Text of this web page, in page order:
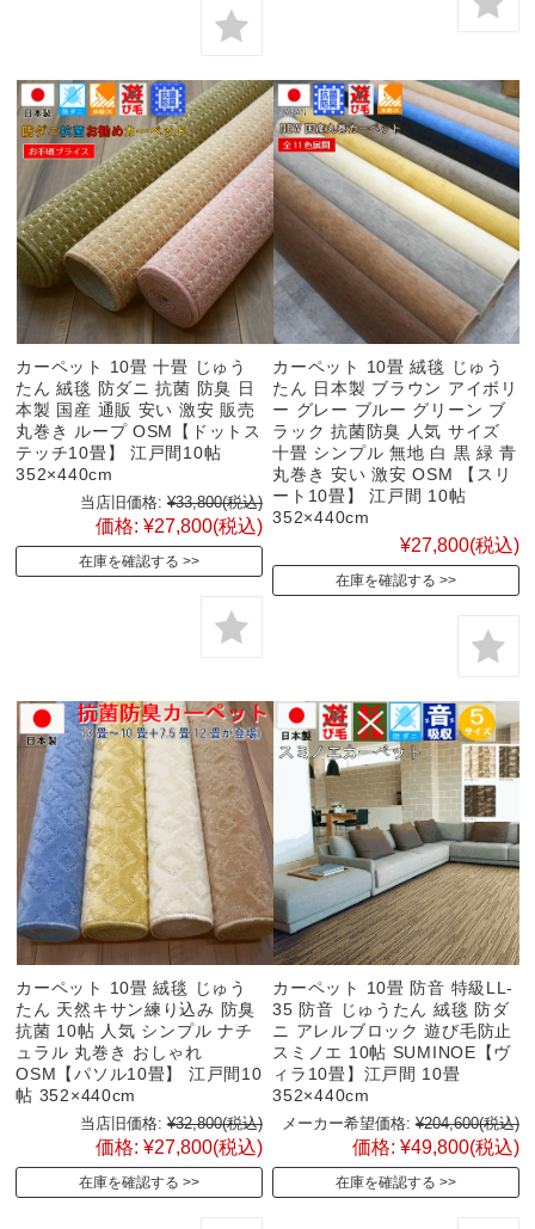
カーペット 10畳 十畳 じゅう
たん 絨毯 防ダニ 抗菌 防臭 日
本製 国産 通販 安い 激安 販売
丸巻き ループ OSM【ドットス
テッチ10畳】 江戸間10帖
352×440cm
当店旧価格: ¥33,800(税込)
価格: ¥27,800(税込)
在庫を確認する
カーペット 10畳 絨毯 じゅう
たん 日本製 ブラウン アイボリ
ー グレー ブルー グリーン ブ
ラック 抗菌防臭 人気 サイズ
十畳 シンプル 無地 白 黒 緑 青
丸巻き 安い 激安 OSM 【スリ
ート10畳】 江戸間 10帖
352×440cm
¥27,800(税込)
在庫を確認する
カーペット 10畳 絨毯 じゅう
たん 天然キサン練り込み 防臭
抗菌 10帖 人気 シンプル ナチ
ュラル 丸巻き おしゃれ
OSM【パソル10畳】 江戸間10
帖 352×440cm
当店旧価格: ¥32,800(税込)
価格: ¥27,800(税込)
在庫を確認する
カーペット 10畳 防音 特級LL-
35 防音 じゅうたん 絨毯 防ダ
ニ アレルブロック 遊び毛防止
スミノエ 10帖 SUMINOE【ヴ
ィラ10畳】江戸間 10畳
352×440cm
メーカー希望価格: ¥204,600(税込)
価格: ¥49,800(税込)
在庫を確認する